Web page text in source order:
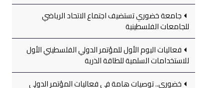
جامعة خضوري تستضيف اجتماع الاتحاد الرياضي
للجامعات الفلسطينية
فعاليات اليوم الأول للمؤتمر الدولي الفلسطيني الأول
للاستخدامات السلمية للطاقة الذرية
خضوري.. توصيات هامة في فعاليات المؤتمر الدولي